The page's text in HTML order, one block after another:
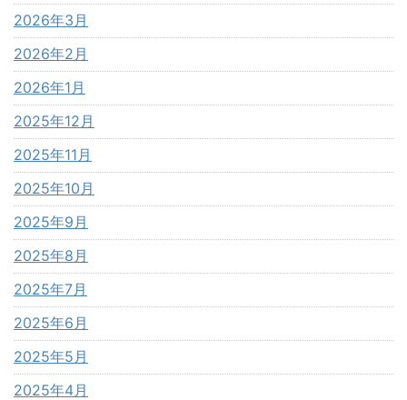
2026年3月
2026年2月
2026年1月
2025年12月
2025年11月
2025年10月
2025年9月
2025年8月
2025年7月
2025年6月
2025年5月
2025年4月